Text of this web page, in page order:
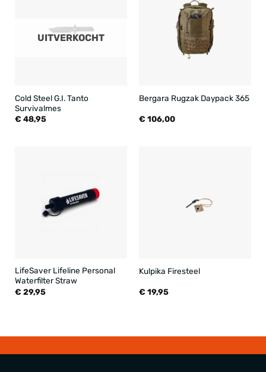
UITVERKOCHT
Cold Steel G.I. Tanto
Survivalmes
€ 48,95
Bergara Rugzak Daypack 365
€ 106,00
LifeSaver Lifeline Personal
Waterfilter Straw
€ 29,95
Kulpika Firesteel
€ 19,95